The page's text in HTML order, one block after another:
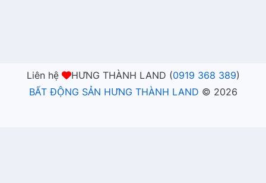
Liên hệ HƯNG THÀNH LAND (0919 368 389)
BẤT ĐỘNG SẢN HƯNG THÀNH LAND © 2026